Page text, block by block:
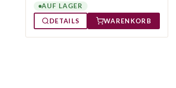
AUF LAGER
DETAILS
WARENKORB